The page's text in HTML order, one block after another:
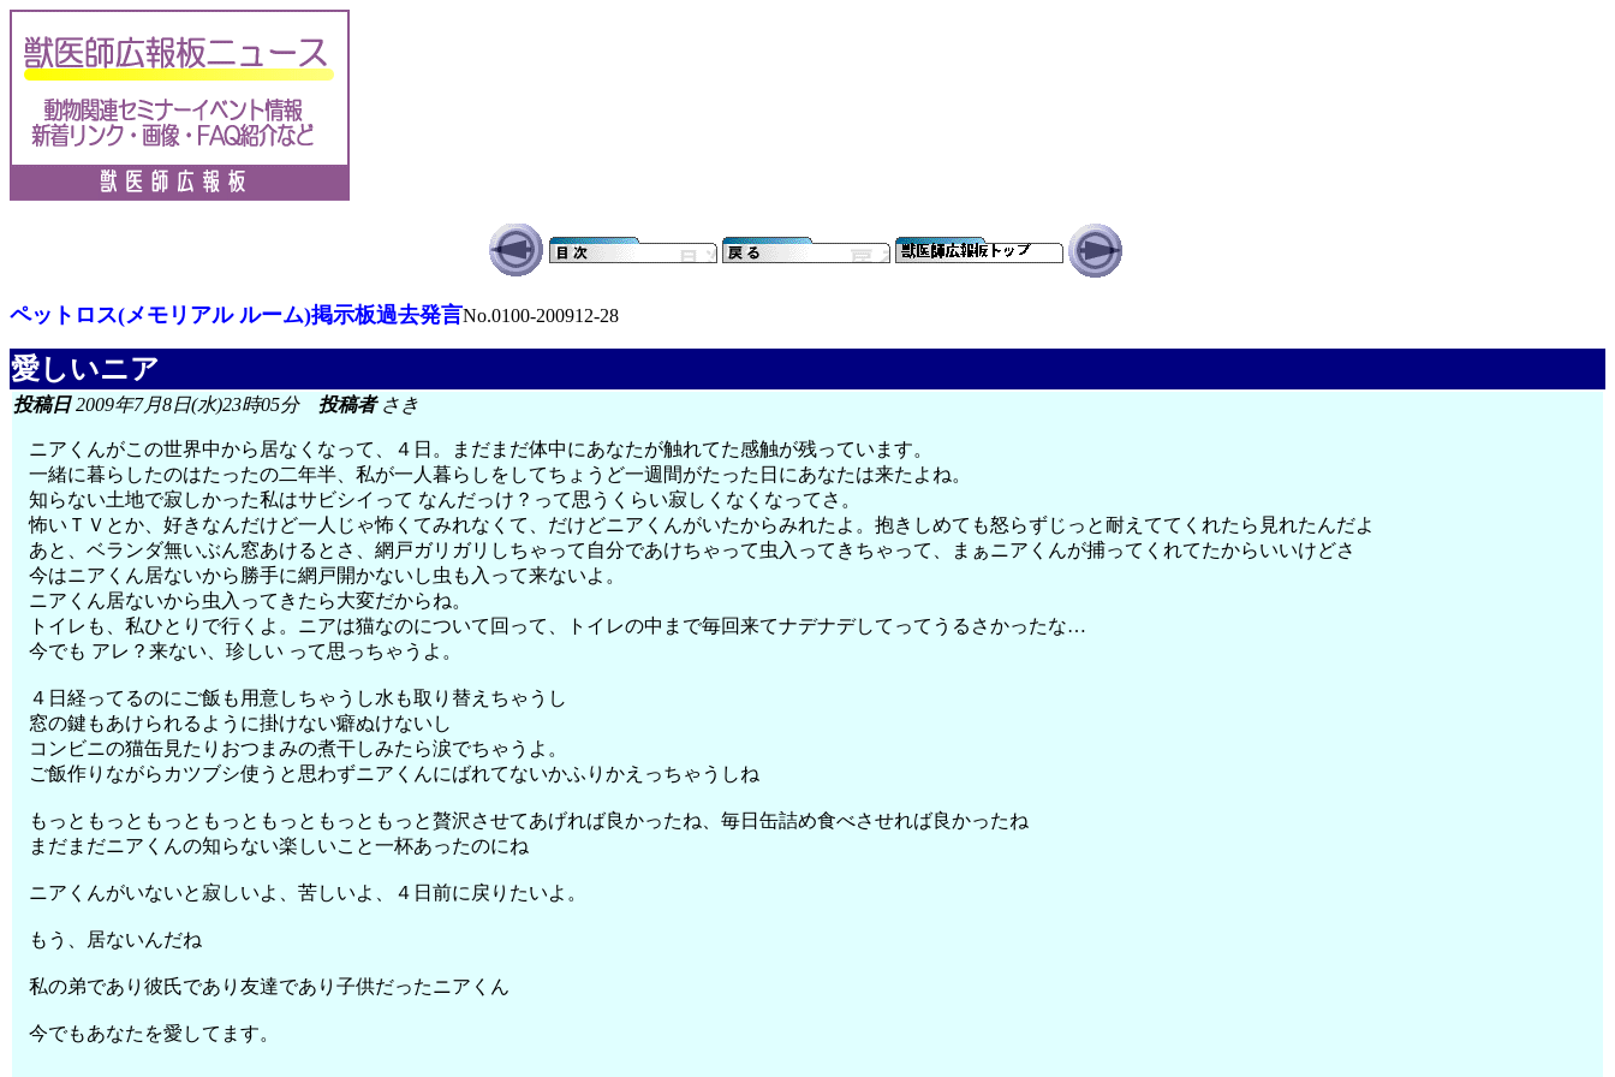
ペットロス(メモリアル ルーム)掲示板過去発言No.0100-200912-28
愛しいニア
投稿日2009年7月8日(水)23時05分 投稿者さき
ニアくんがこの世界中から居なくなって、４日。まだまだ体中にあなたが触れてた感触が残っています。
一緒に暮らしたのはたったの二年半、私が一人暮らしをしてちょうど一週間がたった日にあなたは来たよね。
知らない土地で寂しかった私はサビシイって なんだっけ？って思うくらい寂しくなくなってさ。
怖いＴＶとか、好きなんだけど一人じゃ怖くてみれなくて、だけどニアくんがいたからみれたよ。抱きしめても怒らずじっと耐えててくれたら見れたんだよ
あと、ベランダ無いぶん窓あけるとさ、網戸ガリガリしちゃって自分であけちゃって虫入ってきちゃって、まぁニアくんが捕ってくれてたからいいけどさ
今はニアくん居ないから勝手に網戸開かないし虫も入って来ないよ。
ニアくん居ないから虫入ってきたら大変だからね。
トイレも、私ひとりで行くよ。ニアは猫なのについて回って、トイレの中まで毎回来てナデナデしてってうるさかったな…
今でも アレ？来ない、珍しい って思っちゃうよ。
４日経ってるのにご飯も用意しちゃうし水も取り替えちゃうし
窓の鍵もあけられるように掛けない癖ぬけないし
コンビニの猫缶見たりおつまみの煮干しみたら涙でちゃうよ。
ご飯作りながらカツブシ使うと思わずニアくんにばれてないかふりかえっちゃうしね
もっともっともっともっともっともっともっと贅沢させてあげれば良かったね、毎日缶詰め食べさせれば良かったね
まだまだニアくんの知らない楽しいこと一杯あったのにね
ニアくんがいないと寂しいよ、苦しいよ、４日前に戻りたいよ。
もう、居ないんだね
私の弟であり彼氏であり友達であり子供だったニアくん
今でもあなたを愛してます。